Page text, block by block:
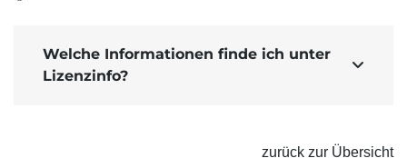
Welche Informationen finde ich unter
Lizenzinfo?

zurück zur Übersicht